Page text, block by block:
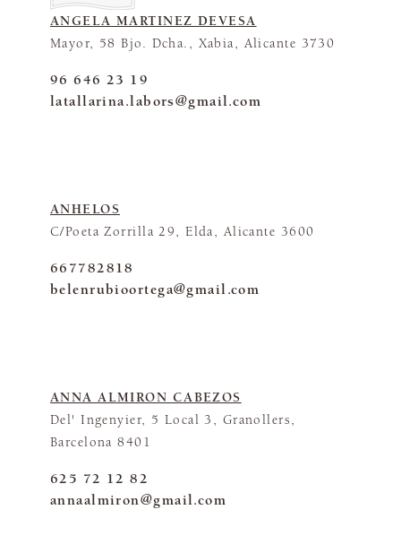
ANGELA MARTINEZ DEVESA
Mayor, 58 Bjo. Dcha., Xabia, Alicante 3730
96 646 23 19
latallarina.labors@gmail.com
ANHELOS
C/Poeta Zorrilla 29, Elda, Alicante 3600
667782818
belenrubioortega@gmail.com
ANNA ALMIRON CABEZOS
Del' Ingenyier, 5 Local 3, Granollers,
Barcelona 8401
625 72 12 82
annaalmiron@gmail.com